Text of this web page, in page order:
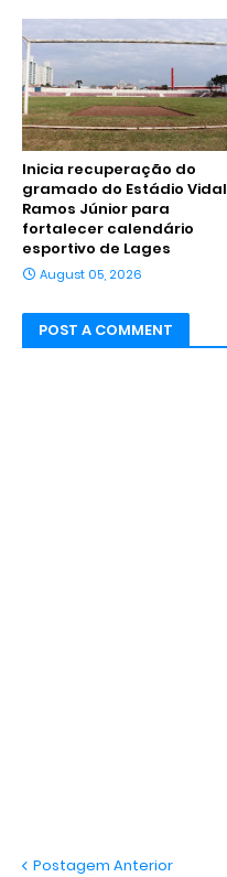
Inicia recuperação do
gramado do Estádio Vidal
Ramos Júnior para
fortalecer calendário
esportivo de Lages
August 05, 2026
POST A COMMENT
Postagem Anterior